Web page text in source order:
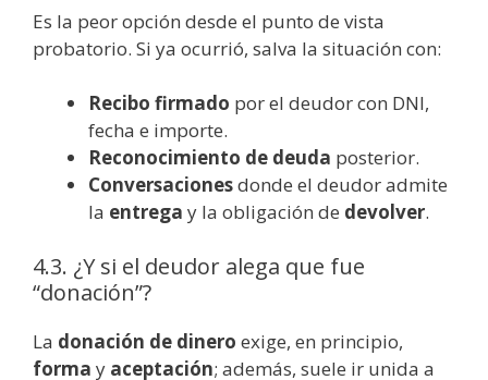
Es la peor opción desde el punto de vista
probatorio. Si ya ocurrió, salva la situación con:
Recibo firmado por el deudor con DNI,
fecha e importe.
Reconocimiento de deuda posterior.
Conversacionesdonde el deudor admite
la entrega y la obligación de devolver.
4.3. ¿Y si el deudor alega que fue
“donación”?
La donación de dinero exige, en principio,
forma y aceptación; además, suele ir unida a